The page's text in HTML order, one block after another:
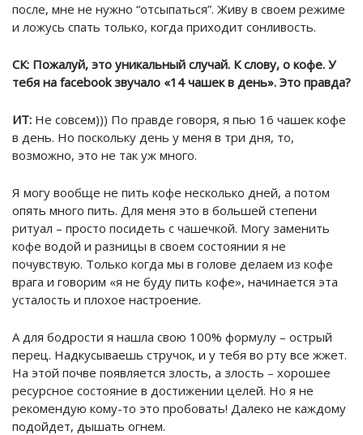
после, мне не нужно “отсыпаться”. Живу в своем режиме
и ложусь спать только, когда приходит сонливость.
СК: Пожалуй, это уникальный случай. К слову, о кофе. У
тебя на facebook звучало «14 чашек в день». Это правда?
ИТ: Не совсем))) По правде говоря, я пью 16 чашек кофе
в день. Но поскольку день у меня в три дня, то,
возможно, это не так уж много.
Я могу вообще не пить кофе несколько дней, а потом
опять много пить. Для меня это в большей степени
ритуал – просто посидеть с чашечкой. Могу заменить
кофе водой и разницы в своем состоянии я не
почувствую. Только когда мы в голове делаем из кофе
врага и говорим «я не буду пить кофе», начинается эта
усталость и плохое настроение.
А для бодрости я нашла свою 100% формулу – острый
перец. Надкусываешь стручок, и у тебя во рту все жжет.
На этой почве появляется злость, а злость – хорошее
ресурсное состояние в достижении целей. Но я не
рекомендую кому-то это пробовать! Далеко не каждому
подойдет, дышать огнем.